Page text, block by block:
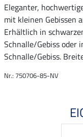
Eleganter,
mit kleinen Gebissen
Erhältlich in
Schnalle/Gebiss oder
Schnalle/Gebiss.
Nr.: 750706-85-NV